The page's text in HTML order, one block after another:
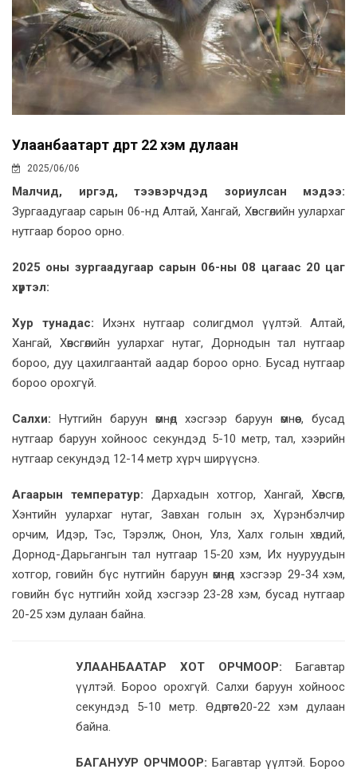
Улаанбаатарт өдөртөө 22 хэм дулаан
2025/06/06
Малчид, иргэд, тээвэрчдэд зориулсан мэдээ:
Зургаадугаар сарын 06-нд Алтай, Хангай, Хөвсгөлийн уулархаг
нутгаар бороо орно.
2025 оны зургаадугаар сарын 06-ны 08 цагаас 20 цаг
хүртэл:
Хур тунадас: Ихэнх нутгаар солигдмол үүлтэй. Алтай,
Хангай, Хөвсгөлийн уулархаг нутаг, Дорнодын тал нутгаар
бороо, дуу цахилгаантай аадар бороо орно. Бусад нутгаар
бороо орохгүй.
Салхи: Нутгийн баруун өмнөд хэсгээр баруун өмнөөс, бусад
нутгаар баруун хойноос секундэд 5-10 метр, тал, хээрийн
нутгаар секундэд 12-14 метр хүрч ширүүснэ.
Агаарын температур: Дархадын хотгор, Хангай, Хөвсгөл,
Хэнтийн уулархаг нутаг, Завхан голын эх, Хүрэнбэлчир
орчим, Идэр, Тэс, Тэрэлж, Онон, Улз, Халх голын хөндий,
Дорнод-Дарьгангын тал нутгаар 15-20 хэм, Их нууруудын
хотгор, говийн бүс нутгийн баруун өмнөд хэсгээр 29-34 хэм,
говийн бүс нутгийн хойд хэсгээр 23-28 хэм, бусад нутгаар
20-25 хэм дулаан байна.
УЛААНБААТАР ХОТ ОРЧМООР: Багавтар
үүлтэй. Бороо орохгүй. Салхи баруун хойноос
секундэд 5-10 метр. Өдөртөө 20-22 хэм дулаан
байна.
БАГАНУУР ОРЧМООР: Багавтар үүлтэй. Бороо